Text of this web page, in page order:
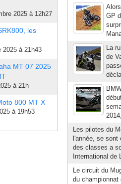
2025 à 12h27
les
2025 à 21h43
MT 07 2025
à 21h
800 MT X
à 19h53
GP
La
de
Les pilotes du
l'année, se
des classes a
International
Le circuit du
du championnat